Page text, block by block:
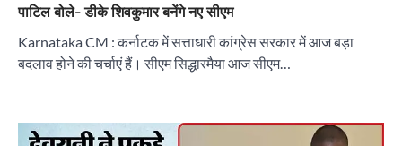
पाटिल बोले- डीके शिवकुमार बनेंगे नए सीएम
Karnataka CM : कर्नाटक में सत्ताधारी कांग्रेस सरकार में आज बड़ा
बदलाव होने की चर्चाएं हैं। सीएम सिद्धारमैया आज सीएम…